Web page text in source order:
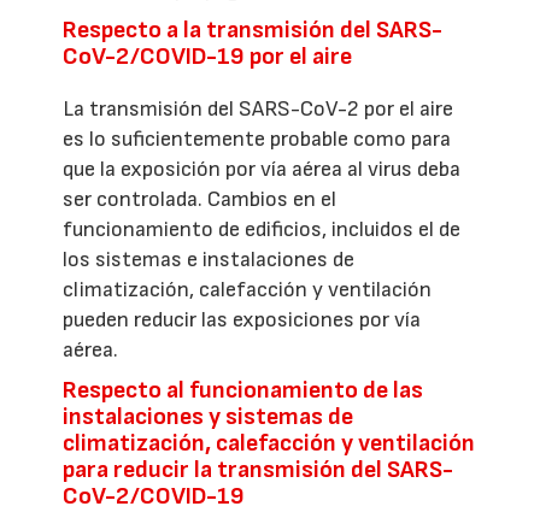
Respecto a la transmisión del SARS-
CoV-2/COVID-19 por el aire
La transmisión del SARS-CoV-2 por el aire
es lo suficientemente probable como para
que la exposición por vía aérea al virus deba
ser controlada. Cambios en el
funcionamiento de edificios, incluidos el de
los sistemas e instalaciones de
climatización, calefacción y ventilación
pueden reducir las exposiciones por vía
aérea.
Respecto al funcionamiento de las
instalaciones y sistemas de
climatización, calefacción y ventilación
para reducir la transmisión del SARS-
CoV-2/COVID-19